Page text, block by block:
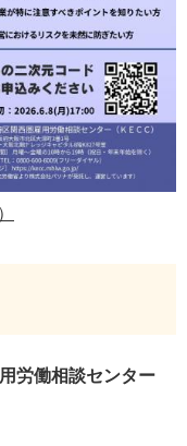
労働相談センター